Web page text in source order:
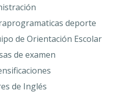
deporte
de Orientación Escolar
de examen
de Inglés